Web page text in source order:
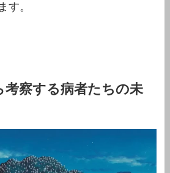
す。
考察する病者たちの未